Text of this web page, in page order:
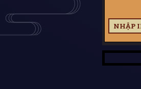
NHẬP